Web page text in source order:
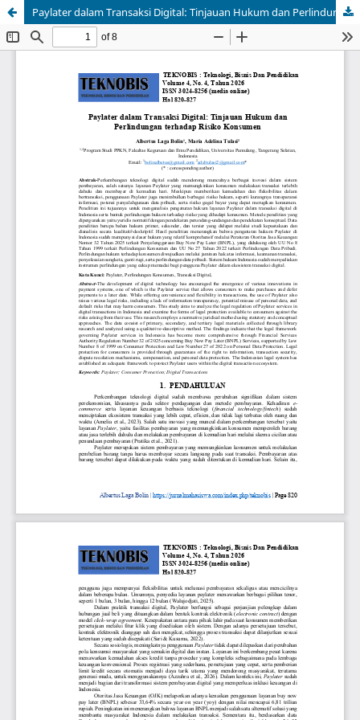
Paylater dalam Transaksi Digital: Tinjauan Hukum dan Perlindungan terhadap Risiko Konsumen